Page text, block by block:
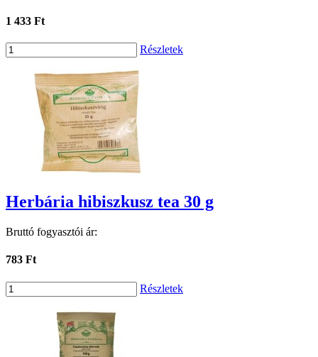
1 433 Ft
Részletek
Herbária hibiszkusz tea 30 g
Bruttó fogyasztói ár:
783 Ft
Részletek